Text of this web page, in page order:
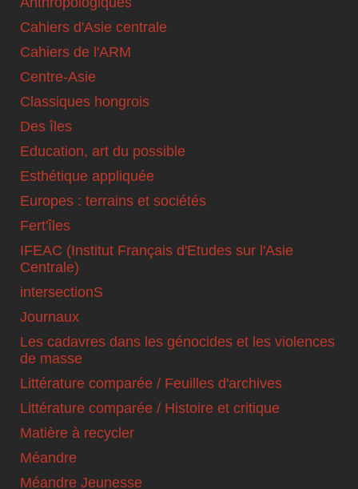
Cahiers d'Asie centrale
Cahiers de l'ARM
Centre-Asie
Classiques hongrois
Des îles
Education, art du possible
Esthétique appliquée
Europes : terrains et sociétés
Fert'îles
IFEAC (Institut Français d'Etudes sur l'Asie
Centrale)
intersectionS
Journaux
Les cadavres dans les génocides et les violences
de masse
Littérature comparée / Feuilles d'archives
Littérature comparée / Histoire et critique
Matière à recycler
Méandre
Méandre Jeunesse